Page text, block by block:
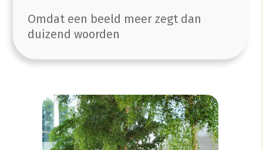
Omdat een beeld meer zegt dan
duizend woorden